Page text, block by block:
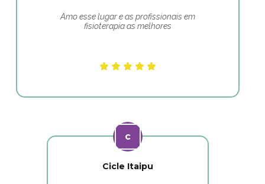
Amo esse lugar e as profissionais em
fisioterapia as melhores
Cicle Itaipu